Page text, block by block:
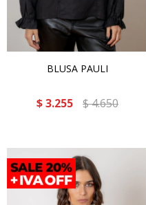
BLUSA PAULI
$ 3.255 $4.650